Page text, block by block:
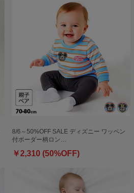
8/6～50%OFF SALE ディズニー ワッペン
付ボーダー柄ロン…
￥2,310 (50%OFF)